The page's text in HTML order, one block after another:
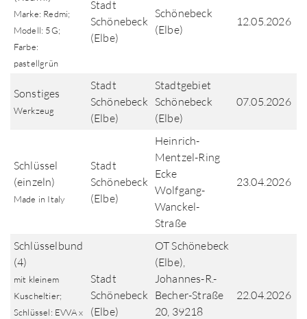
Marke: Redmi;
Modell: 5G;
Farbe:
pastellgrün
Stadt
Schönebeck
(Elbe)
Schönebeck
(Elbe)
12.05.2026
Sonstiges
Werkzeug
Stadt
Schönebeck
(Elbe)
Stadtgebiet
Schönebeck
(Elbe)
07.05.2026
Schlüssel
(einzeln)
Made in Italy
Stadt
Schönebeck
(Elbe)
Heinrich-
Mentzel-Ring
Ecke
Wolfgang-
Wanckel-
Straße
23.04.2026
Schlüsselbund
(4)
mit kleinem
Kuscheltier;
Schlüssel: EVVA x
Stadt
Schönebeck
(Elbe)
OT Schönebeck
(Elbe),
Johannes-R.-
Becher-Straße
20, 39218
22.04.2026